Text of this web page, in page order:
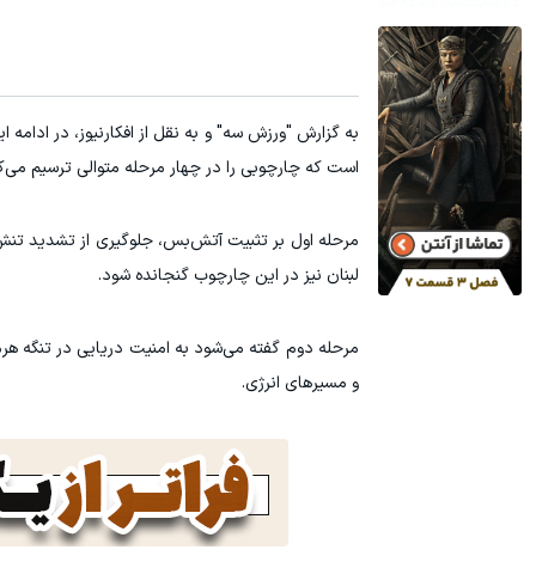
به گزارش "ورزش سه" و به نقل از افکارنیوز، در
است که چارچوبی را در چهار مرحله متوالی ترسیم
مرحله اول بر تثبیت آتش‌بس، جلوگیری از تشدید
لبنان نیز در این چارچوب گنجانده شود.
مرحله دوم گفته می‌شود به امنیت دریایی در تنگه
و مسیرهای انرژی.
۳ دلار پاداش در هر لات معاملاتی در بروکر اینوسلو
ثبت نام کنید